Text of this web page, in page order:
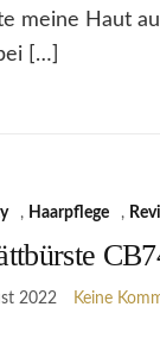
meine Haut
[…]
, Haarpflege ,
2022 Keine